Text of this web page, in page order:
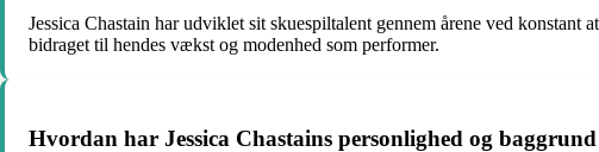
Jessica Chastain har udviklet sit skuespiltalent gennem årene ved
bidraget til hendes vækst og modenhed som performer.
Hvordan har Jessica Chastains personlighed og